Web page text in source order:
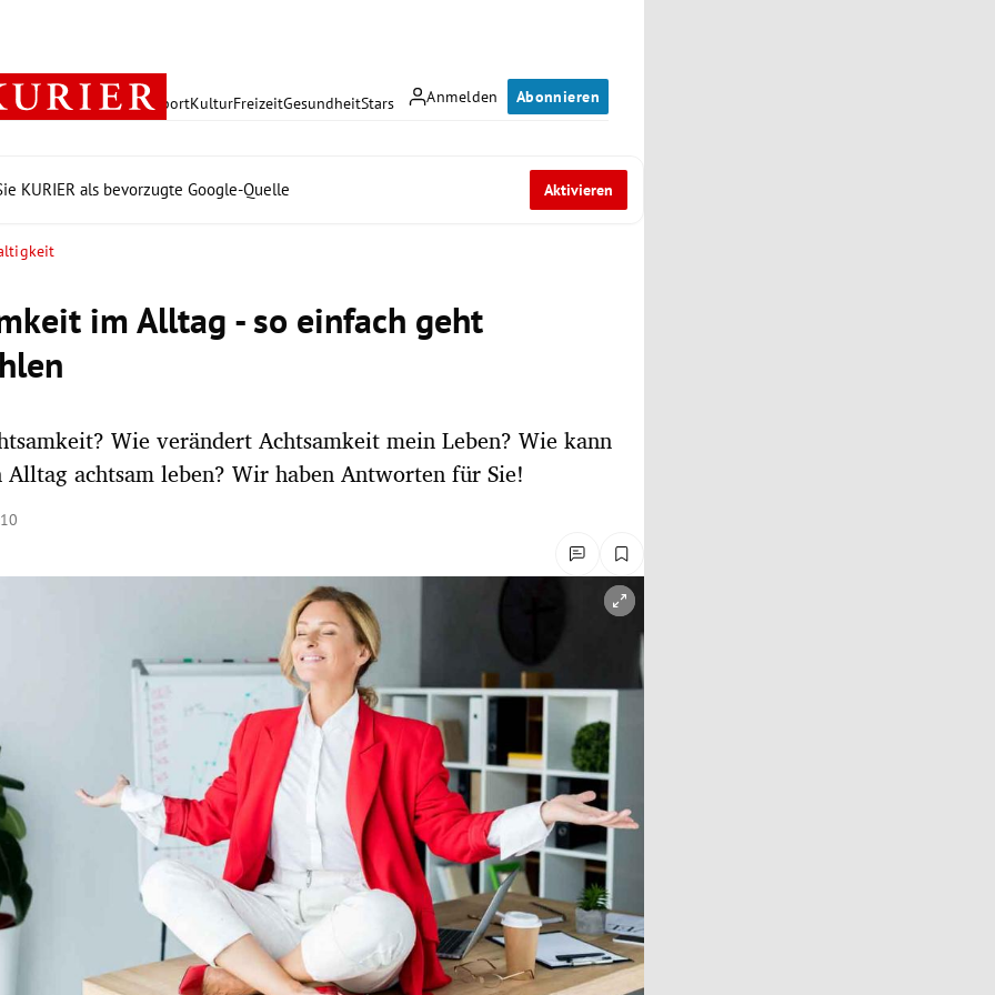
Anmelden Abonnieren
PolitikWirtschaft SportKulturFreizeitGesundheitStars
KURIER als bevorzugte Google-Quelle Aktivieren
im Alltag - so einfach geht
Wie verändert Achtsamkeit mein Leben? Wie kann
Alltag achtsam leben? Wir haben Antworten für Sie!
öffnen/schließen